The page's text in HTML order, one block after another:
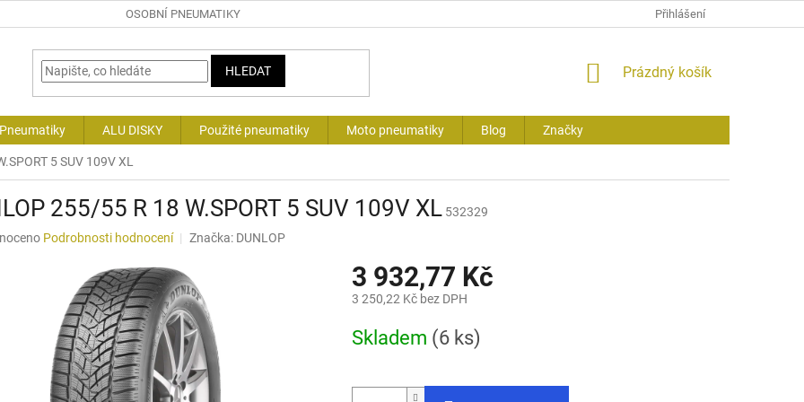
OSOBNÍ PNEUMATIKY Přihlášení
HLEDAT
NÁKUPNÍ
Prázdný košík
ALU DISKY Použité pneumatiky Moto pneumatiky Blog Značky
5 SUV 109V XL
255/55 R 18 W.SPORT 5 SUV 109V XL 532329
Podrobnosti hodnocení Značka: DUNLOP
3 932,77 Kč
3 250,22 Kč bez DPH
cena:
Skladem (6 ks)